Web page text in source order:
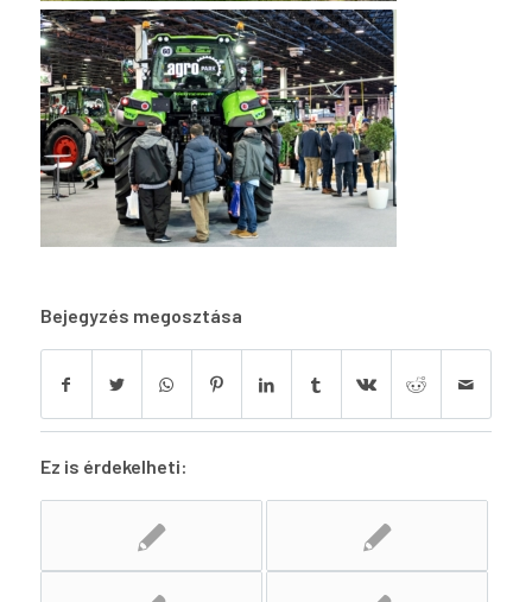
Bejegyzés megosztása
Ez is érdekelheti: